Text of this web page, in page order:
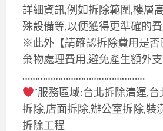
詳細資訊,例如拆除範圍,樓層
殊設備等,以便獲得更準確的
※此外【請確認拆除費用是否
棄物處理費用,避免產生額外支
…………………………………………
˚服務區域:台北拆除清運,
拆除,店面拆除,辦公室拆除,裝
拆除工程